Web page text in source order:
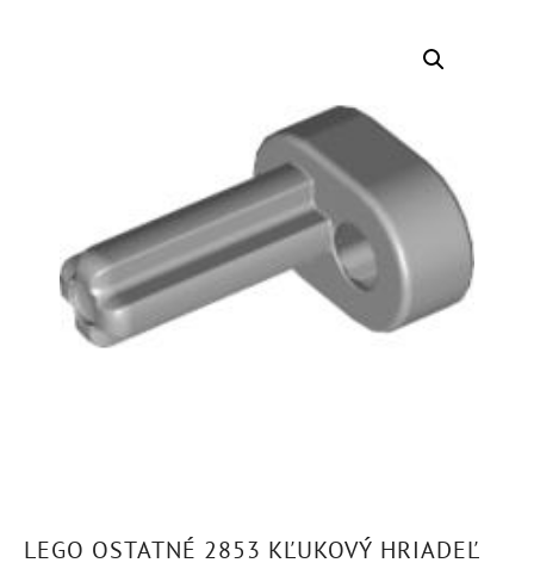
LEGO OSTATNÉ 2853 KĽUKOVÝ HRIADEĽ